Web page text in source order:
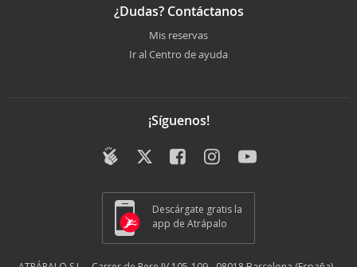
¿Dudas? Contáctanos
Mis reservas
Ir al Centro de ayuda
¡Síguenos!
Descárgate gratis la
app de Atrápalo